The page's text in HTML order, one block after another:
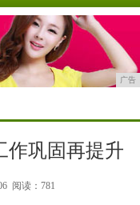
购物
广告
作巩固再提升
阅读：781